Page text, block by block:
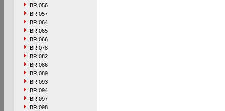
BR 056
BR 057
BR 064
BR 065
BR 066
BR 078
BR 082
BR 086
BR 089
BR 093
BR 094
BR 097
BR 098